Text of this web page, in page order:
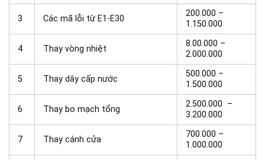
3 Các mã lỗi từ E1-E30
200.000 –
1.150.000
4 Thay vòng nhiệt
8.00.000 –
2.000.000
5 Thay dây cấp nước
500.000 –
1.500.000
6 Thay bo mạch tổng
2.500.000 –
3.200.000
7 Thay cánh cửa
700.000 –
1.000.000